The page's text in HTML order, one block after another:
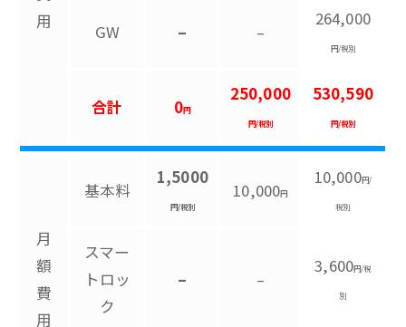
用
GW – –
264,000
円/税別
合計 0円
250,000
円/税別
530,590
円/税別
月
額
費
用
基本料
1,5000
円/税別
10,000円
10,000円/
税別
スマー
トロッ
ク
– –
3,600円/税
別